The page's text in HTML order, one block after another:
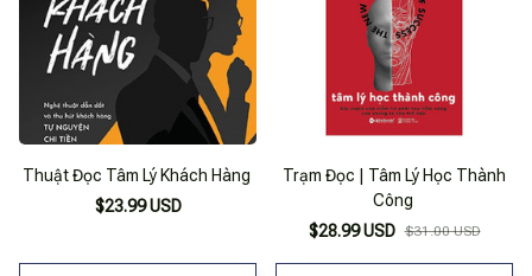
Thuật Đọc Tâm Lý Khách Hàng
$23.99 USD
Trạm Đọc | Tâm Lý Học Thành
Công
$28.99 USD $31.00 USD